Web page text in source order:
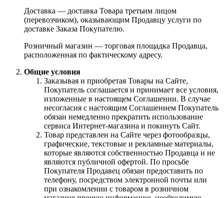
Доставка — доставка Товара третьим лицом
(перевозчиком), оказывающим Продавцу услуги по
доставке Заказа Покупателю.
Розничный магазин — торговая площадка Продавца,
расположенная по фактическому адресу.
Общие условия
Заказывая и приобретая Товары на Сайте,
Покупатель соглашается и принимает все условия,
изложенные в настоящем Соглашении. В случае
несогласия с настоящим Соглашением Покупатель
обязан немедленно прекратить использование
сервиса Интернет-магазина и покинуть Сайт.
Товар представлен на Сайте через фотообразцы,
графические, текстовые и рекламные материалы,
которые являются собственностью Продавца и не
являются публичной офертой. По просьбе
Покупателя Продавец обязан предоставить по
телефону, посредством электронной почты или
при ознакомлении с товаром в розничном